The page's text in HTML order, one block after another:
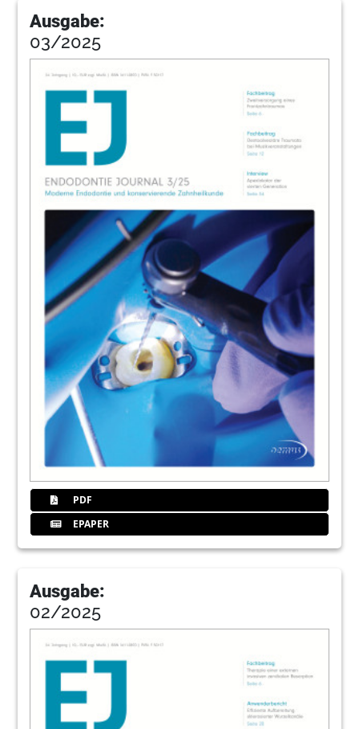
Ausgabe:
03/2025
PDF
EPAPER
Ausgabe:
02/2025